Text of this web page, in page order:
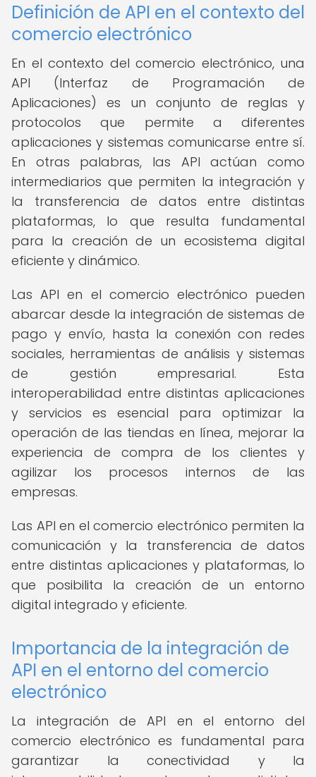
Definición de API en el contexto del
comercio electrónico
En el contexto del comercio electrónico, una
API (Interfaz de Programación de
Aplicaciones) es un conjunto de reglas y
protocolos que permite a diferentes
aplicaciones y sistemas comunicarse entre sí.
En otras palabras, las API actúan como
intermediarios que permiten la integración y
la transferencia de datos entre distintas
plataformas, lo que resulta fundamental
para la creación de un ecosistema digital
eficiente y dinámico.
Las API en el comercio electrónico pueden
abarcar desde la integración de sistemas de
pago y envío, hasta la conexión con redes
sociales, herramientas de análisis y sistemas
de gestión empresarial. Esta
interoperabilidad entre distintas aplicaciones
y servicios es esencial para optimizar la
operación de las tiendas en línea, mejorar la
experiencia de compra de los clientes y
agilizar los procesos internos de las
empresas.
Las API en el comercio electrónico permiten la
comunicación y la transferencia de datos
entre distintas aplicaciones y plataformas, lo
que posibilita la creación de un entorno
digital integrado y eficiente.
Importancia de la integración de
API en el entorno del comercio
electrónico
La integración de API en el entorno del
comercio electrónico es fundamental para
garantizar la conectividad y la